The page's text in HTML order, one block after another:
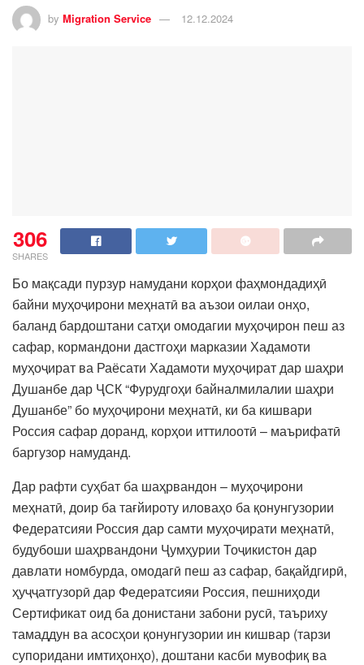
by Migration Service 12.12.2024
306
SHARES
Бо мақсади пурзур намудани корҳои фаҳмондадиҳӣ
байни муҳоҷирони меҳнатӣ ва аъзои оилаи онҳо,
баланд бардоштани сатҳи омодагии муҳоҷирон пеш аз
сафар, кормандони дастгоҳи марказии Хадамоти
муҳоҷират ва Раёсати Хадамоти муҳоҷират дар шаҳри
Душанбе дар ҶСК “Фурудгоҳи байналмилалии шаҳри
Душанбе” бо муҳоҷирони меҳнатӣ, ки ба кишвари
Россия сафар доранд, корҳои иттилоотӣ – маърифатӣ
баргузор намуданд.
Дар рафти суҳбат ба шаҳрвандон – муҳоҷирони
меҳнатӣ, доир ба тағйироту иловаҳо ба қонунгузории
Федератсияи Россия дар самти муҳоҷирати меҳнатӣ,
будубоши шаҳрвандони Ҷумҳурии Тоҷикистон дар
давлати номбурда, омодагӣ пеш аз сафар, бақайдгирӣ,
ҳуҷҷатгузорӣ дар Федератсияи Россия, пешниҳоди
Сертификат оид ба донистани забони русӣ, таъриху
тамаддун ва асосҳои қонунгузории ин кишвар (тарзи
супоридани имтиҳонҳо), доштани касби мувофиқ ва